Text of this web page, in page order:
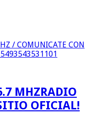
/ COMUNICATE CON
5493543531101
RADIO
OFICIAL!